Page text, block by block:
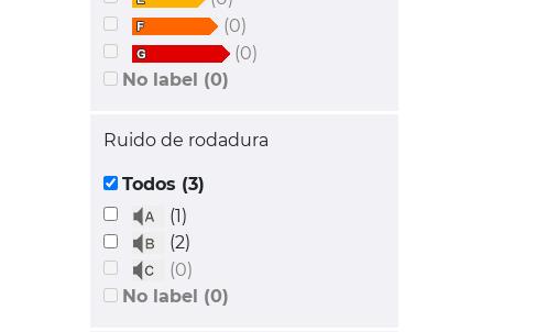
(0)
(0)
No label (0)
Ruido de rodadura
Todos (3)
(1)
(2)
(0)
No label (0)